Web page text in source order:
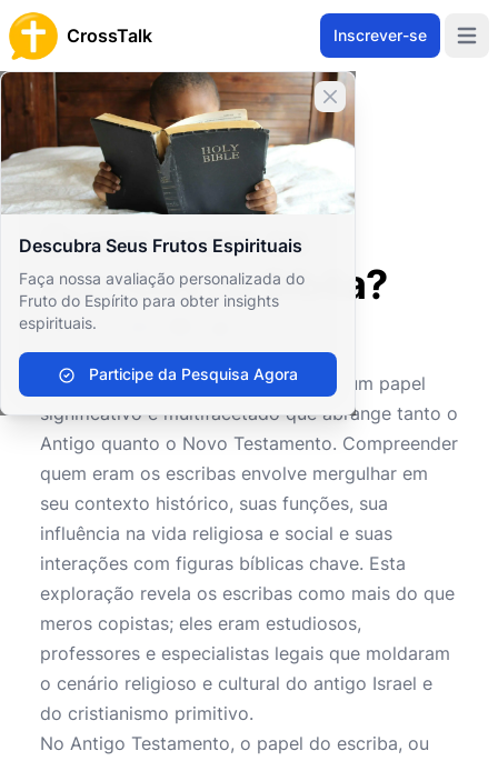
CrossTalk Inscrever-se
Fechar banner
Descubra Seus Frutos Espirituais
Faça nossa avaliação personalizada do
Fruto do Espírito para obter insights
espirituais.
Participe da Pesquisa Agora
Home
Arquivo de Perguntas
Estudos Bíblicos
Crítica Bíblica
Quem eram os escribas na Bíblia?
Quem eram os
escribas na Bíblia?
0 0 167
Os escribas na Bíblia desempenham um papel
significativo e multifacetado que abrange tanto o
Antigo quanto o Novo Testamento. Compreender
quem eram os escribas envolve mergulhar em
seu contexto histórico, suas funções, sua
influência na vida religiosa e social e suas
interações com figuras bíblicas chave. Esta
exploração revela os escribas como mais do que
meros copistas; eles eram estudiosos,
professores e especialistas legais que moldaram
o cenário religioso e cultural do antigo Israel e
do cristianismo primitivo.
No Antigo Testamento, o papel do escriba, ou